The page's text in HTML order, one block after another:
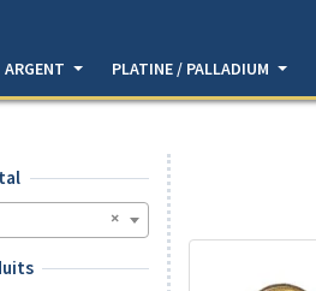
ARGENT PLATINE / PALLADIUM